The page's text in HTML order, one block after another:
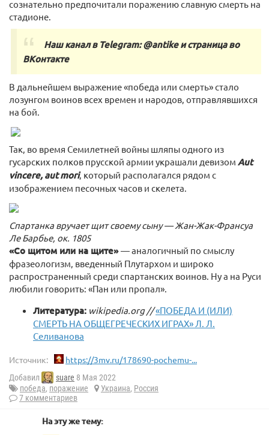
сознательно предпочитали поражению славную смерть на
стадионе.
Наш канал в Telegram: @antike и страница во
ВКонтакте
В дальнейшем выражение «победа или смерть» стало
лозунгом воинов всех времен и народов, отправлявшихся
на бой.
Так, во время Семилетней войны шляпы одного из
гусарских полков прусской армии украшали девизом Aut
vincere, aut mori, который располагался рядом с
изображением песочных часов и скелета.
Спартанка вручает щит своему сыну — Жан-Жак-Франсуа
Ле Барбье, ок. 1805
«Со щитом или на щите»— аналогичный по смыслу
фразеологизм, введенный Плутархом и широко
распространенный среди спартанских воинов. Ну а на Руси
любили говорить: «Пан или пропал».
Литература: wikipedia.org //«ПОБЕДА И (ИЛИ)
СМЕРТЬ НА ОБЩЕГРЕЧЕСКИХ ИГРАХ» Л. Л.
Селиванова
Источник: https://3mv.ru/178690-pochemu-...
Добавил suare 8 Мая 2022
победа, поражение Украина, Россия
7 комментариев
На эту же тему: